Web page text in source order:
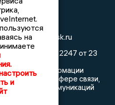
9427
info@newslipetsk.ru
Эл № ФС77-82247 от 23
из реестра
массовой информации
надзору в сфере связи,
массовых коммуникаций
на
и